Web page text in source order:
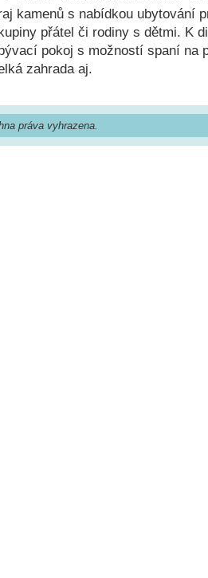
kamenů s nabídkou ubytování
přátel či rodiny s dětmi. K
pokoj s možností spaní na
zahrada aj.
práva vyhrazena.